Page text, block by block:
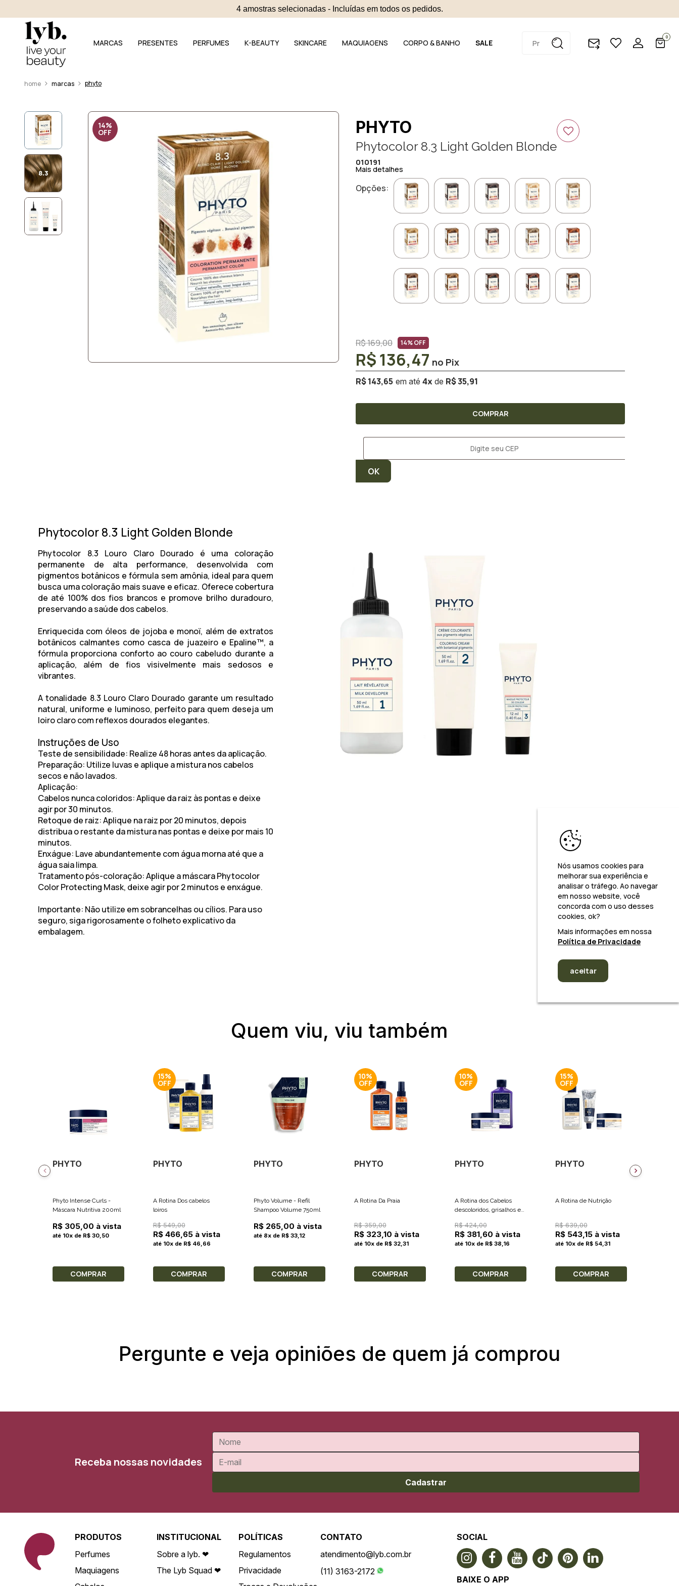
4 amostras selecionadas - Incluídas em todos os pedidos.
MARCAS PRESENTES PERFUMES K-BEAUTY SKINCARE MAQUIAGENS CORPO & BANHO SALE
0
marcas phyto
14%
OFF PHYTO
Phytocolor 8.3 Light Golden Blonde
010191
Mais detalhes
Opções:
R$ 169,00 14% OFF
R$ 143,65 4x R$ 35,91
R$ 136,47
COMPRAR
Phytocolor 8.3 Light Golden Blonde
Phytocolor 8.3 Louro Claro Dourado é uma coloração
permanente de alta performance, desenvolvida com
pigmentos botânicos e fórmula sem amônia, ideal para quem
busca uma coloração mais suave e eficaz. Oferece cobertura
de até 100% dos fios brancos e promove brilho duradouro,
preservando a saúde dos cabelos.
Enriquecida com óleos de jojoba e monoï, além de extratos
botânicos calmantes como casca de juazeiro e Epaline™, a
fórmula proporciona conforto ao couro cabeludo durante a
aplicação, além de fios visivelmente mais sedosos e
vibrantes.
A tonalidade 8.3 Louro Claro Dourado garante um resultado
natural, uniforme e luminoso, perfeito para quem deseja um
loiro claro com reflexos dourados elegantes.
Instruções de Uso
Teste de sensibilidade: Realize 48 horas antes da aplicação.
Preparação: Utilize luvas e aplique a mistura nos cabelos
secos e não lavados.
Aplicação:
Cabelos nunca coloridos: Aplique da raiz às pontas e deixe
agir por 30 minutos.
Retoque de raiz: Aplique na raiz por 20 minutos, depois
distribua o restante da mistura nas pontas e deixe por mais 10
minutos.
Enxágue: Lave abundantemente com água morna até que a
água saia limpa.
Tratamento pós-coloração: Aplique a máscara Phytocolor
Color Protecting Mask, deixe agir por 2 minutos e enxágue.
Importante: Não utilize em sobrancelhas ou cílios. Para uso
seguro, siga rigorosamente o folheto explicativo da
embalagem.
Quem viu, viu também
PHYTO
Phyto Intense Curls -
Máscara Nutritiva 200ml
R$ 305,00 à vista
até 10x de R$ 30,50
COMPRAR
15%
PHYTO
A Rotina Dos cabelos
loiros
R$ 549,00
R$ 466,65 à vista
até 10x de R$ 46,66
COMPRAR
PHYTO
Phyto Volume - Refil
Shampoo Volume 750ml
R$ 265,00 à vista
até 8x de R$ 33,12
COMPRAR
10%
PHYTO
A Rotina Da Praia
R$ 359,00
R$ 323,10 à vista
até 10x de R$ 32,31
COMPRAR
10%
PHYTO
A Rotina dos Cabelos
descoloridos, grisalhos e
R$ 424,00
R$ 381,60 à vista
até 10x de R$ 38,16
COMPRAR
15%
PHYTO
A Rotina de Nutrição
R$ 639,00
R$ 543,15 à vista
até 10x de R$ 54,31
COMPRAR
Pergunte e veja opiniões de quem já comprou
Receba nossas novidades
Cadastrar
PRODUTOS
Perfumes
Maquiagens
INSTITUCIONAL
Sobre a lyb. ❤
The Lyb Squad ❤
POLÍTICAS
Regulamentos
Privacidade
CONTATO
atendimento@lyb.com.br
(11) 3163-2172
SOCIAL
BAIXE O APP
Nós usamos cookies para
melhorar sua experiência e
analisar o tráfego. Ao navegar
em nosso website, você
concorda com o uso desses
cookies, ok?
Mais informações em nossa
Política de Privacidade
aceitar